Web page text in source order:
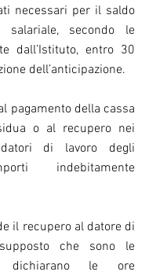
necessari per il saldo
salariale, secondo le
dall’Istituto, entro 30
dell’anticipazione.
pagamento della cassa
o al recupero nei
di lavoro degli
indebitamente
il recupero al datore di
che sono le
dichiarano le ore